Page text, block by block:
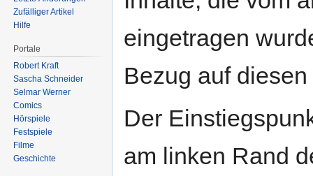
eingetragen
Bezug auf
Der
am linken Rand
Zufälliger Artikel
Hilfe
Portale
Robert Kraft
Sascha Schneider
Selmar Werner
Comics
Hörspiele
Festspiele
Filme
Geschichte